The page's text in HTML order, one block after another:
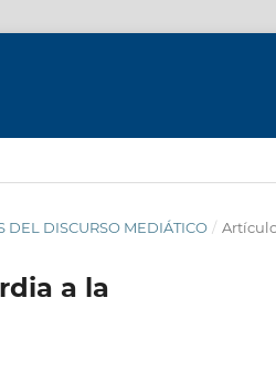
DEL DISCURSO MEDIÁTICO /
a la